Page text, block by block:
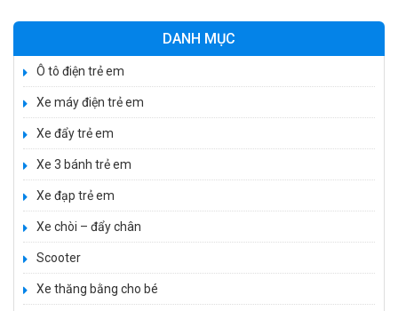
DANH MỤC
Ô tô điện trẻ em
Xe máy điện trẻ em
Xe đẩy trẻ em
Xe 3 bánh trẻ em
Xe đạp trẻ em
Xe chòi – đẩy chân
Scooter
Xe thăng bằng cho bé
Xe 3 bánh đạp trẻ em FE-188
Xe 3 bánh trẻ em 968
350.000 ₫